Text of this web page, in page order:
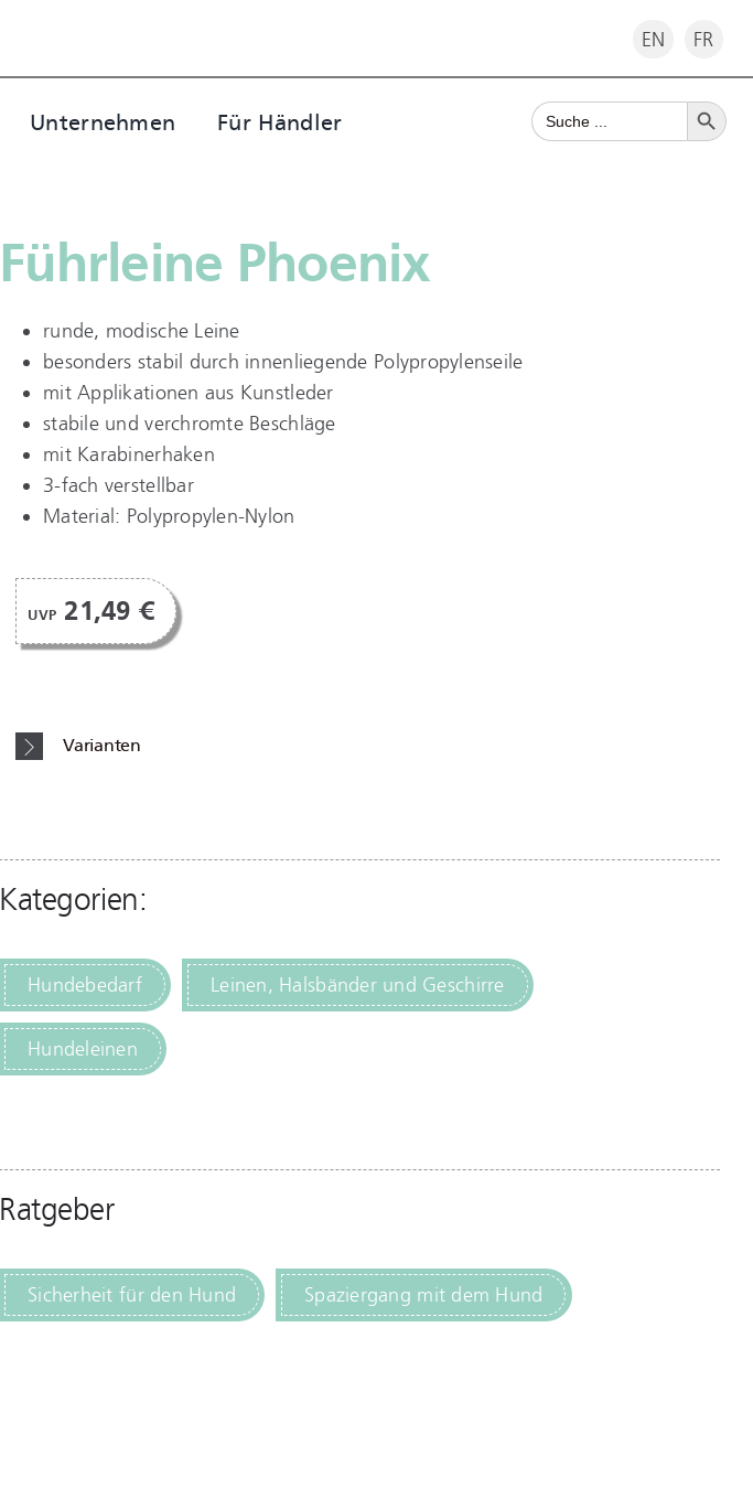
EN FR
Unternehmen Für Händler
Search
for:
Search Button
Führleine Phoenix
runde, modische Leine
besonders stabil durch innenliegende Polypropylenseile
mit Applikationen aus Kunstleder
stabile und verchromte Beschläge
mit Karabinerhaken
3-fach verstellbar
Material: Polypropylen-Nylon
UVP 21,49 €
Varianten
Kategorien:
Hundebedarf Leinen, Halsbänder und Geschirre
Hundeleinen
Ratgeber
Sicherheit für den Hund Spaziergang mit dem Hund